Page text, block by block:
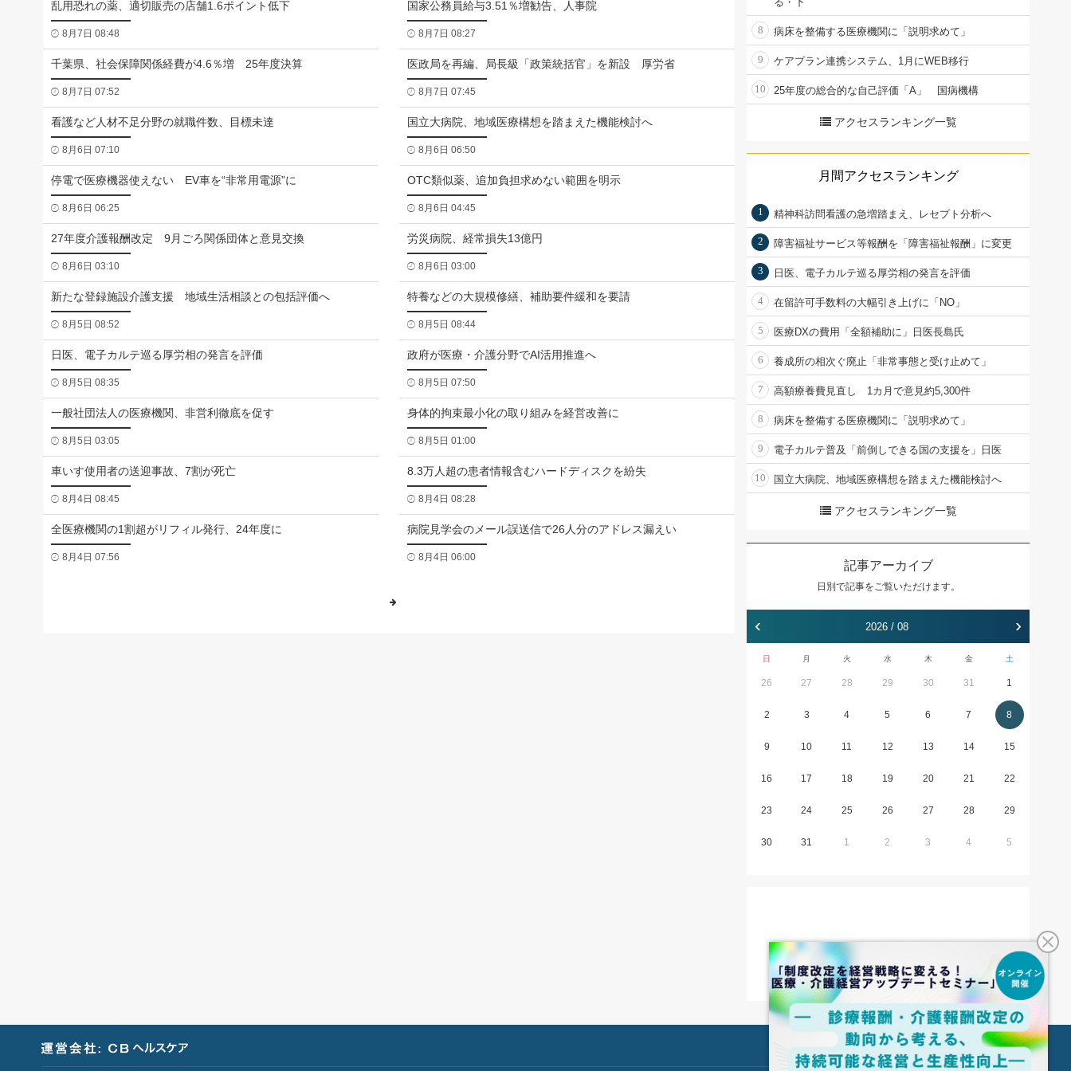
乱用恐れの薬、適切販売の店舗1.6ポイント低下
8月7日 08:48
国家公務員給与3.51％増勧告、人事院
8月7日 08:27
千葉県、社会保障関係経費が4.6％増 25年度決算
8月7日 07:52
医政局を再編、局長級「政策統括官」を新設 厚労省
8月7日 07:45
看護など人材不足分野の就職件数、目標未達
8月6日 07:10
国立大病院、地域医療構想を踏まえた機能検討へ
8月6日 06:50
停電で医療機器使えない EV車を“非常用電源”に
8月6日 06:25
OTC類似薬、追加負担求めない範囲を明示
8月6日 04:45
27年度介護報酬改定 9月ごろ関係団体と意見交換
8月6日 03:10
労災病院、経常損失13億円
8月6日 03:00
新たな登録施設介護支援 地域生活相談との包括評価へ
8月5日 08:52
特養などの大規模修繕、補助要件緩和を要請
8月5日 08:44
日医、電子カルテ巡る厚労相の発言を評価
8月5日 08:35
政府が医療・介護分野でAI活用推進へ
8月5日 07:50
一般社団法人の医療機関、非営利徹底を促す
8月5日 03:05
身体的拘束最小化の取り組みを経営改善に
8月5日 01:00
車いす使用者の送迎事故、7割が死亡
8月4日 08:45
8.3万人超の患者情報含むハードディスクを紛失
8月4日 08:28
全医療機関の1割超がリフィル発行、24年度に
8月4日 07:56
病院見学会のメール誤送信で26人分のアドレス漏えい
8月4日 06:00
8 病床を整備する医療機関に「説明求めて」
9 ケアプラン連携システム、1月にWEB移行
10 25年度の総合的な自己評価「A」 国病機構
アクセスランキング一覧
月間アクセスランキング
1 精神科訪問看護の急増踏まえ、レセプト分析へ
2 障害福祉サービス等報酬を「障害福祉報酬」に変更
3 日医、電子カルテ巡る厚労相の発言を評価
4 在留許可手数料の大幅引き上げに「NO」
5 医療DXの費用「全額補助に」日医長島氏
6 養成所の相次ぐ廃止「非常事態と受け止めて」
7 高額療養費見直し 1カ月で意見約5,300件
8 病床を整備する医療機関に「説明求めて」
9 電子カルテ普及「前倒しできる国の支援を」日医
10 国立大病院、地域医療構想を踏まえた機能検討へ
アクセスランキング一覧
記事アーカイブ
日別で記事をご覧いただけます。
‹ 2026 / 08 ›
日 月 火 水 木 金 土
26 27 28 29 30 31 1
2 3 4 5 6 7 8
9 10 11 12 13 14 15
16 17 18 19 20 21 22
23 24 25 26 27 28 29
30 31 1 2 3 4 5